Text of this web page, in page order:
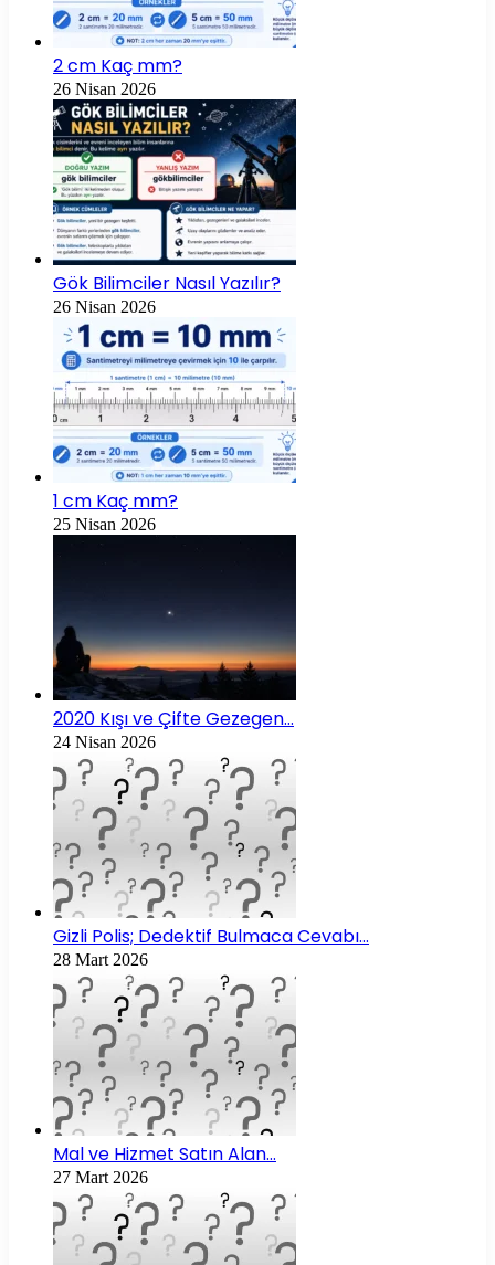
2 cm Kaç mm?
26 Nisan 2026
Gök Bilimciler Nasıl Yazılır?
26 Nisan 2026
1 cm Kaç mm?
25 Nisan 2026
2020 Kışı ve Çifte Gezegen…
24 Nisan 2026
Gizli Polis; Dedektif Bulmaca Cevabı…
28 Mart 2026
Mal ve Hizmet Satın Alan…
27 Mart 2026